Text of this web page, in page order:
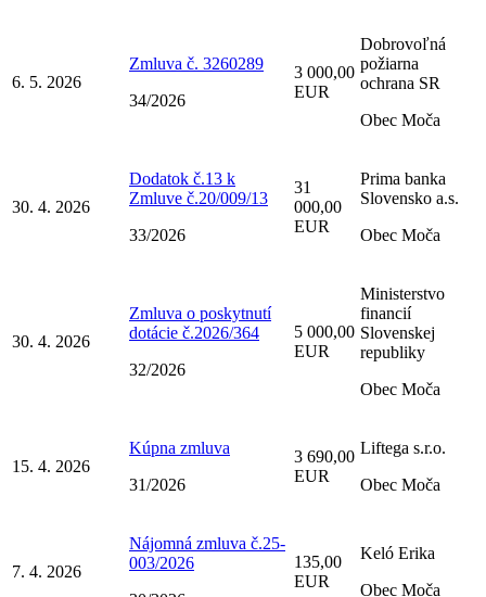
6. 5. 2026
Zmluva č. 3260289
34/2026
3 000,00
EUR
Dobrovoľná
požiarna
ochrana SR
Obec Moča
30. 4. 2026
Dodatok č.13 k
Zmluve č.20/009/13
33/2026
31
000,00
EUR
Prima banka
Slovensko a.s.
Obec Moča
30. 4. 2026
Zmluva o poskytnutí
dotácie č.2026/364
32/2026
5 000,00
EUR
Ministerstvo
financií
Slovenskej
republiky
Obec Moča
15. 4. 2026
Kúpna zmluva
31/2026
3 690,00
EUR
Liftega s.r.o.
Obec Moča
7. 4. 2026
Nájomná zmluva č.25-
003/2026
135,00
EUR
Keló Erika
Obec Moča